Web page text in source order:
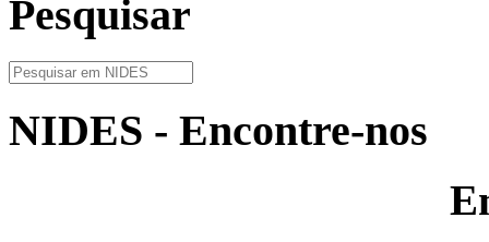
Pesquisar
NIDES - Encontre-nos